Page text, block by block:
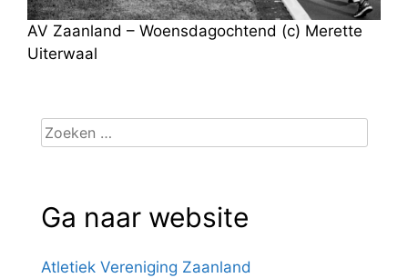
AV Zaanland – Woensdagochtend (c) Merette
Uiterwaal
Zoeken
naar:
Ga naar website
Atletiek Vereniging Zaanland